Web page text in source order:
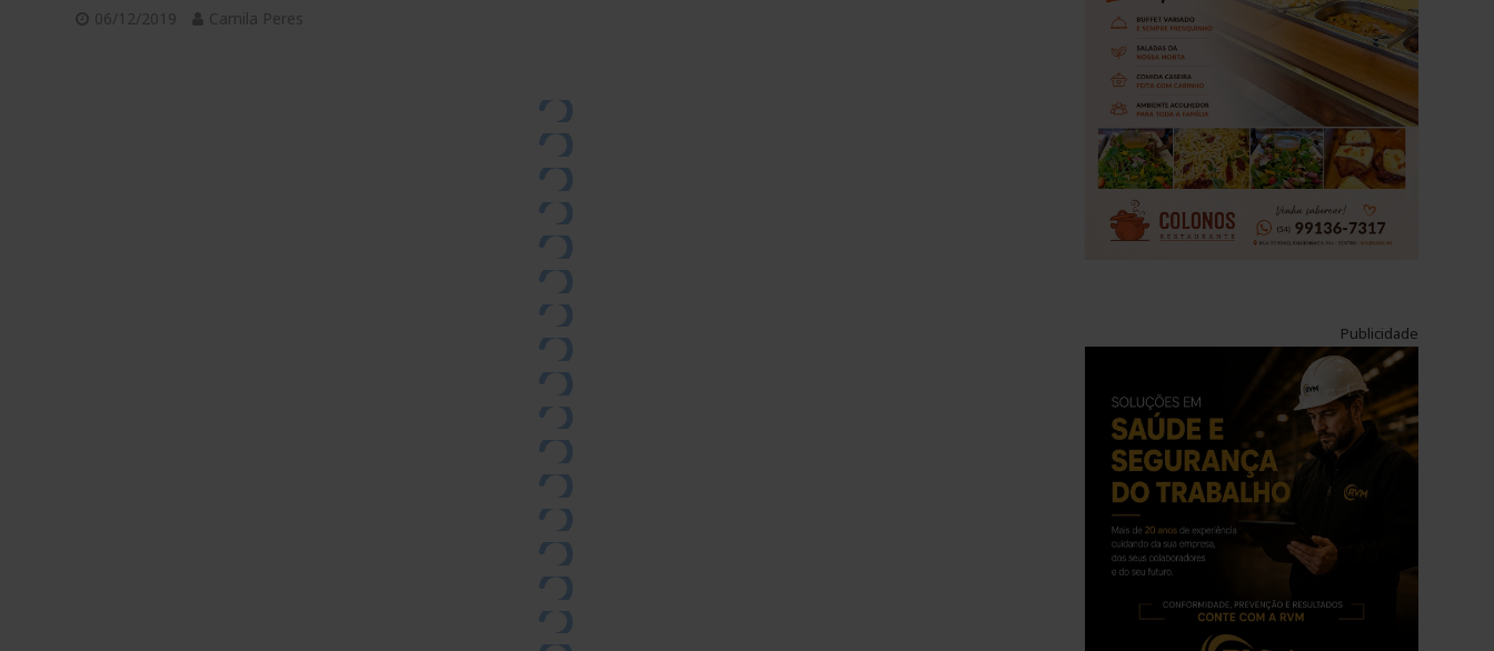
06/12/2019
Camila Peres
Publicidade